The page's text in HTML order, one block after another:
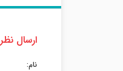
ارسال نظر
نام: